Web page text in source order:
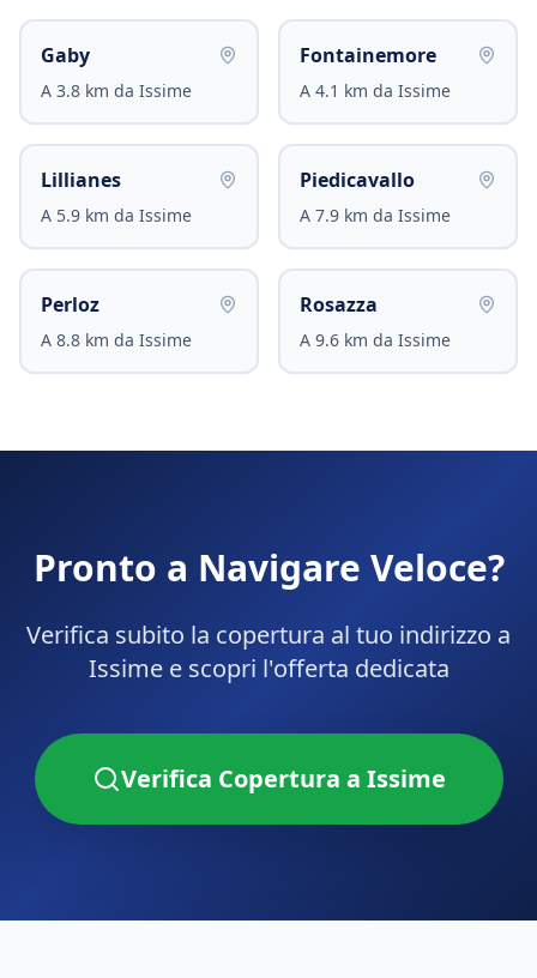
Gaby
A 3.8 km da Issime
Fontainemore
A 4.1 km da Issime
Lillianes
A 5.9 km da Issime
Piedicavallo
A 7.9 km da Issime
Perloz
A 8.8 km da Issime
Rosazza
A 9.6 km da Issime
Pronto a Navigare Veloce?
Verifica subito la copertura al tuo indirizzo a
Issimee scopri l'offerta dedicata
Verifica Copertura a Issime